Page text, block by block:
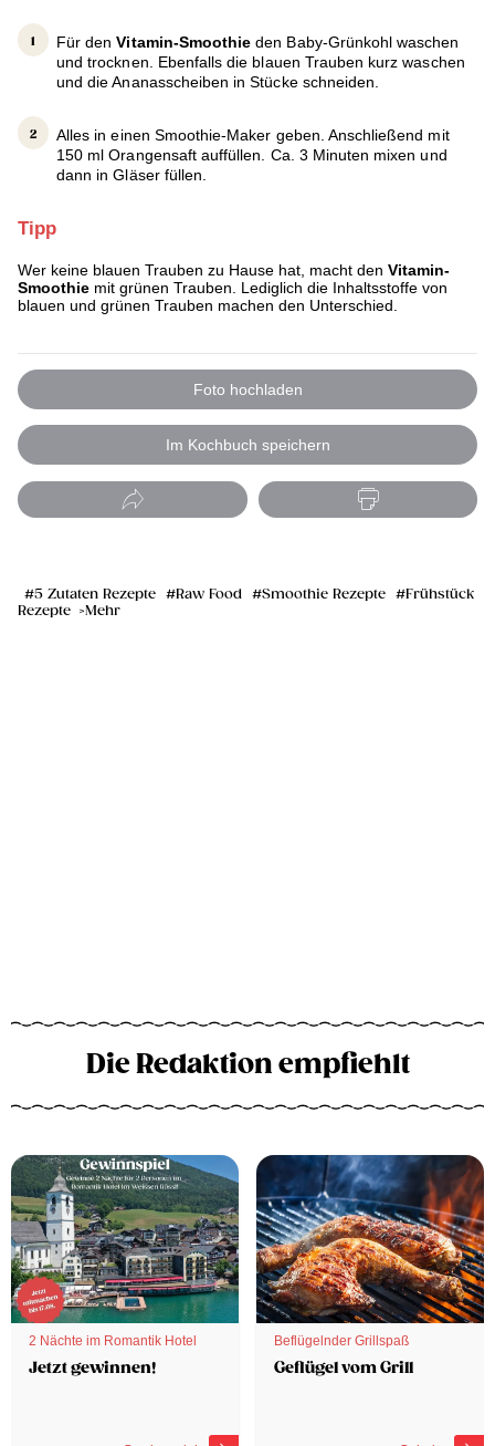
Für denVitamin-Smoothie den Baby-Grünkohl waschen
und trocknen. Ebenfalls die blauen Trauben kurz waschen
und die Ananasscheiben in Stücke schneiden.
Alles in einen Smoothie-Maker geben. Anschließend mit
150 ml Orangensaft auffüllen. Ca. 3 Minuten mixen und
dann in Gläser füllen.
Tipp
Wer keine blauen Trauben zu Hause hat, macht den Vitamin-
Smoothie mit grünen Trauben. Lediglich die Inhaltsstoffe von
blauen und grünen Trauben machen den Unterschied.
Foto hochladen
Im Kochbuch speichern
5 Zutaten Rezepte Raw Food Smoothie Rezepte
Frühstück
Rezepte
Mehr
Die Redaktion empfiehlt
2 Nächte im Romantik Hotel
Jetzt gewinnen!
Beflügelnder Grillspaß
Geflügel vom Grill